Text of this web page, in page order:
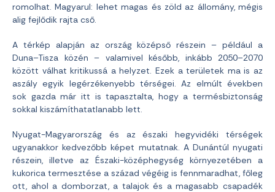
romolhat. Magyarul: lehet magas és zöld az állomány, mégis
alig fejlődik rajta cső.
A térkép alapján az ország középső részein – például a
Duna–Tisza közén – valamivel később, inkább 2050–2070
között válhat kritikussá a helyzet. Ezek a területek ma is az
aszály egyik legérzékenyebb térségei. Az elmúlt években
sok gazda már itt is tapasztalta, hogy a termésbiztonság
sokkal kiszámíthatatlanabb lett.
Nyugat-Magyarország és az északi hegyvidéki térségek
ugyanakkor kedvezőbb képet mutatnak. A Dunántúl nyugati
részein, illetve az Északi-középhegység környezetében a
kukorica termesztése a század végéig is fennmaradhat, főleg
ott, ahol a domborzat, a talajok és a magasabb csapadék